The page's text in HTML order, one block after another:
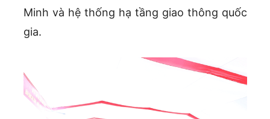
Minh và hệ thống hạ tầng giao thông quốc
gia.